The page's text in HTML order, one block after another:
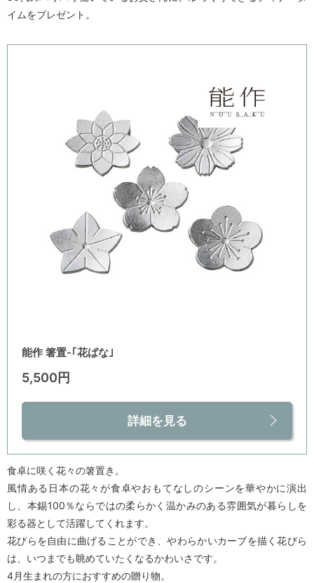
イムをプレゼント。
能作 箸置-｢花ばな｣
5,500円
詳細を見る
食卓に咲く花々の箸置き。
風情ある日本の花々が食卓やおもてなしのシーンを華やかに演出
し、本錫100％ならではの柔らかく温かみのある雰囲気が暮らしを
彩る器として活躍してくれます。
花びらを自由に曲げることができ、やわらかいカーブを描く花びら
は、いつまでも眺めていたくなるかわいさです。
4月生まれの方におすすめの贈り物。